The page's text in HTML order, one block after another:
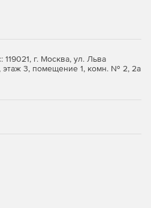
масштабе.
проверки кода и
с помощью
остальных членов
процесса.
г. Москва, ул. Льва
этаж 3, помещение 1, комн. № 2, 2а